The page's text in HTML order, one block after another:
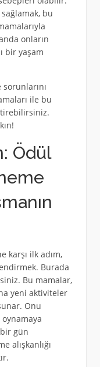
bu
onların
bir yaşam
sorunlarını
ile bu
Ödül
karşı ilk adım,
Burada
Bu mamalar,
yeni aktiviteler
Onu
gün
alışkanlığı